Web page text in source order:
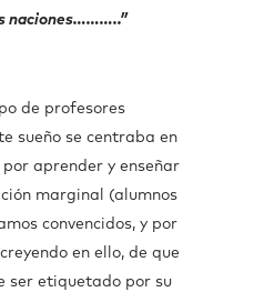
naciones………..”
de profesores
sueño se centraba en
aprender y enseñar
marginal (alumnos
convencidos, y por
en ello, de que
ser etiquetado por su